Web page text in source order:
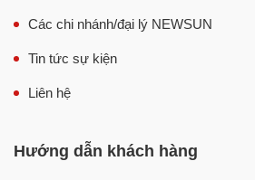
Các chi nhánh/đại lý NEWSUN
Tin tức sự kiện
Liên hệ
Hướng dẫn khách hàng